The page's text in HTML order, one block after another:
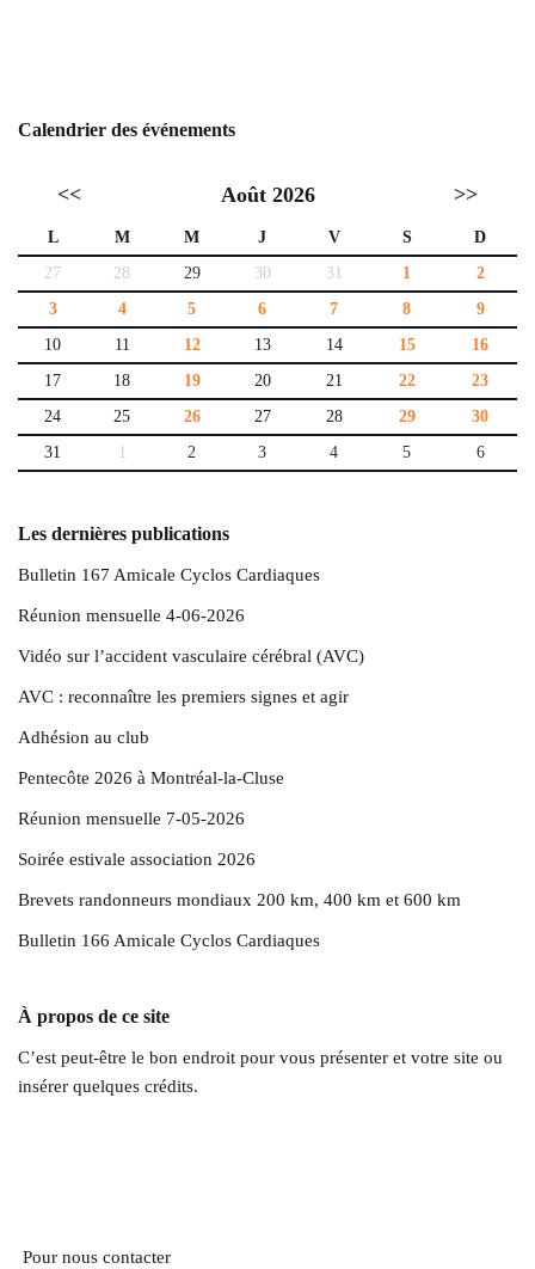
Calendrier des événements
<< Août 2026 >>
L M M J V S
D
27
28 29 30 31 1
2
3
4 5 6 7 8
9
10
11 12 13 14 15
16
17
18 19 20 21 22
23
24
25 26 27 28 29
30
31
1 2 3 4 5 6
Les dernières publications
Bulletin 167 Amicale Cyclos Cardiaques
Réunion mensuelle 4-06-2026
Vidéo sur l’accident vasculaire cérébral (AVC)
AVC : reconnaître les premiers signes et agir
Adhésion au club
Pentecôte 2026 à Montréal-la-Cluse
Réunion mensuelle 7-05-2026
Soirée estivale association 2026
Brevets randonneurs mondiaux 200 km, 400 km et 600 km
Bulletin 166 Amicale Cyclos Cardiaques
À propos de ce site
C’est peut-être le bon endroit pour vous présenter et votre site ou
insérer quelques crédits.
Pour nous contacter